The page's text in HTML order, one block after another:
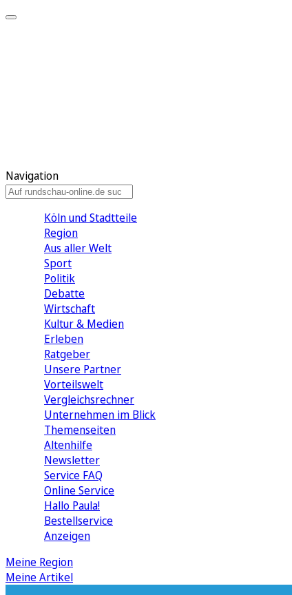
Navigation
Köln und Stadtteile
Region
Aus aller Welt
Sport
Politik
Debatte
Wirtschaft
Kultur & Medien
Erleben
Ratgeber
Unsere Partner
Vorteilswelt
Vergleichsrechner
Unternehmen im Blick
Themenseiten
Altenhilfe
Newsletter
Service FAQ
Online Service
Hallo Paula!
Bestellservice
Anzeigen
Meine Region
Meine Artikel